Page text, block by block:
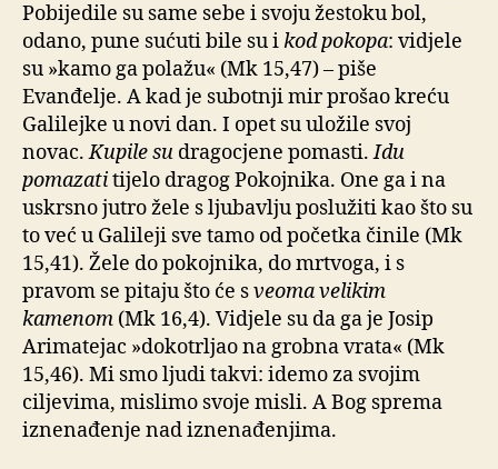
Pobijedile su same sebe i svoju žestoku bol,
odano, pune sućuti bile su ikod pokopa: vidjele
su »kamo ga polažu« (Mk 15,47) – piše
Evanđelje. A kad je subotnji mir prošao kreću
Galilejke u novi dan. I opet su uložile svoj
novac.Kupile su dragocjene pomasti.Idu
pomazatitijelo dragog Pokojnika. One ga i na
uskrsno jutro žele s ljubavlju poslužiti kao što su
to već u Galileji sve tamo od početka činile (Mk
15,41). Žele do pokojnika, do mrtvoga, i s
pravom se pitaju što će sveoma velikim
kamenom (Mk 16,4). Vidjele su da ga je Josip
Arimatejac »dokotrljao na grobna vrata« (Mk
15,46). Mi smo ljudi takvi: idemo za svojim
ciljevima, mislimo svoje misli. A Bog sprema
iznenađenje nad iznenađenjima.